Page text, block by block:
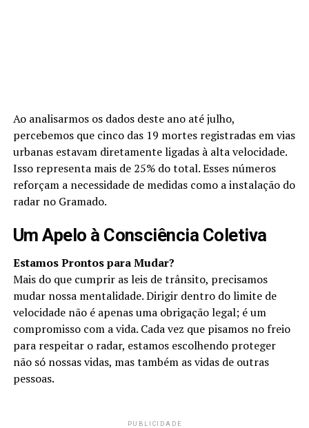
Ao analisarmos os dados deste ano até julho,
percebemos que cinco das 19 mortes registradas em vias
urbanas estavam diretamente ligadas à alta velocidade.
Isso representa mais de 25% do total. Esses números
reforçam a necessidade de medidas como a instalação do
radar no Gramado.
Um Apelo à Consciência Coletiva
Estamos Prontos para Mudar?
Mais do que cumprir as leis de trânsito, precisamos
mudar nossa mentalidade. Dirigir dentro do limite de
velocidade não é apenas uma obrigação legal; é um
compromisso com a vida. Cada vez que pisamos no freio
para respeitar o radar, estamos escolhendo proteger
não só nossas vidas, mas também as vidas de outras
pessoas.
PUBLICIDADE